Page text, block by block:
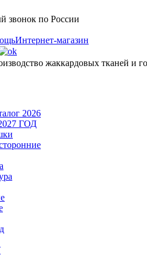
звонок по России
Интернет-магазин
жаккардовых тканей и
2026
ГОД